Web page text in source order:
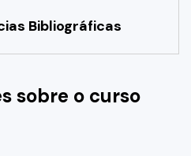
Bibliográficas
sobre o curso